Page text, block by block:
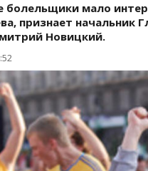
болельщики мало
признает начальник
Новицкий.